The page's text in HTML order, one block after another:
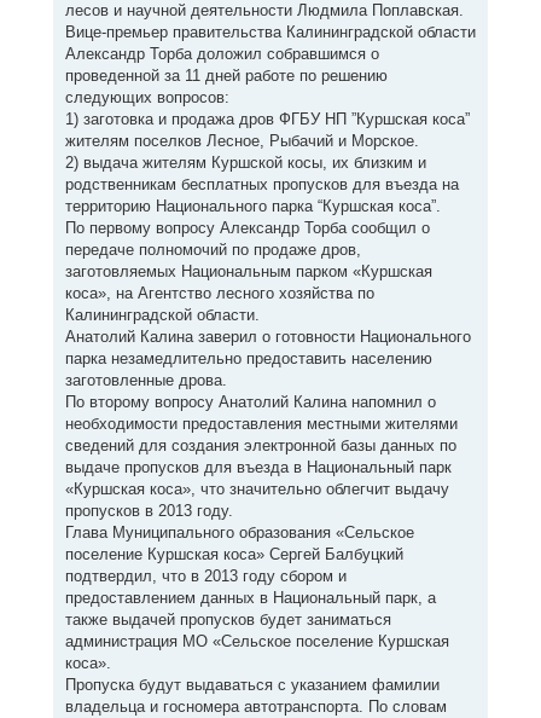
лесов и научной деятельности Людмила Поплавская.
Вице-премьер правительства Калининградской области
Александр Торба доложил собравшимся о
проведенной за 11 дней работе по решению
следующих вопросов:
1) заготовка и продажа дров ФГБУ НП ”Куршская коса”
жителям поселков Лесное, Рыбачий и Морское.
2) выдача жителям Куршской косы, их близким и
родственникам бесплатных пропусков для въезда на
территорию Национального парка “Куршская коса”.
По первому вопросу Александр Торба сообщил о
передаче полномочий по продаже дров,
заготовляемых Национальным парком «Куршская
коса», на Агентство лесного хозяйства по
Калининградской области.
Анатолий Калина заверил о готовности Национального
парка незамедлительно предоставить населению
заготовленные дрова.
По второму вопросу Анатолий Калина напомнил о
необходимости предоставления местными жителями
сведений для создания электронной базы данных по
выдаче пропусков для въезда в Национальный парк
«Куршская коса», что значительно облегчит выдачу
пропусков в 2013 году.
Глава Муниципального образования «Сельское
поселение Куршская коса» Сергей Балбуцкий
подтвердил, что в 2013 году сбором и
предоставлением данных в Национальный парк, а
также выдачей пропусков будет заниматься
администрация МО «Сельское поселение Куршская
коса».
Пропуска будут выдаваться с указанием фамилии
владельца и госномера автотранспорта. По словам